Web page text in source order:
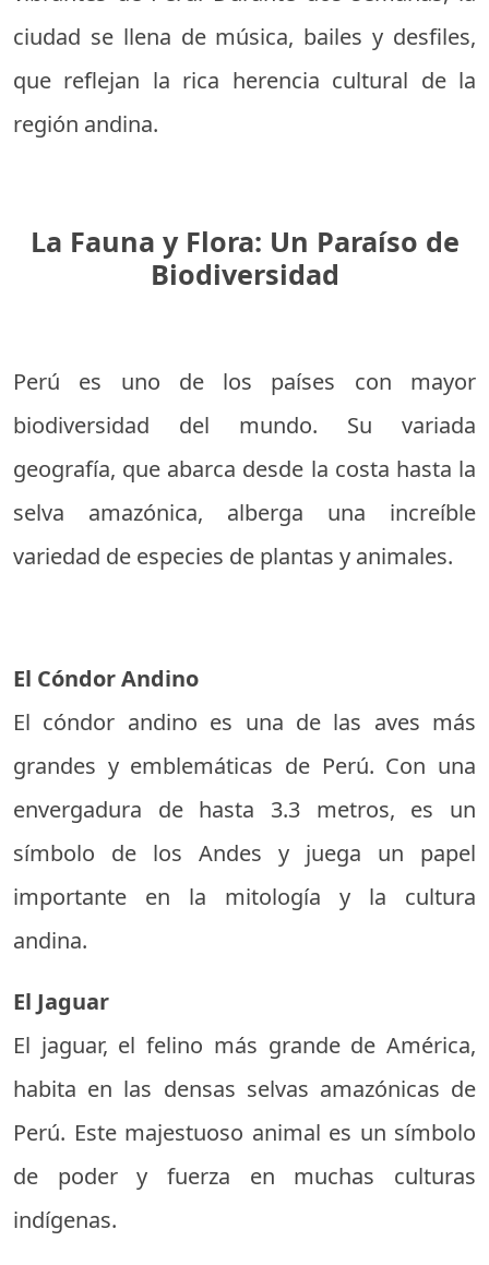
ciudad se llena de música, bailes y desfiles,
que reflejan la rica herencia cultural de la
región andina.
La Fauna y Flora: Un Paraíso de
Biodiversidad
Perú es uno de los países con mayor
biodiversidad del mundo. Su variada
geografía, que abarca desde la costa hasta la
selva amazónica, alberga una increíble
variedad de especies de plantas y animales.
El Cóndor Andino
El cóndor andino es una de las aves más
grandes y emblemáticas de Perú. Con una
envergadura de hasta 3.3 metros, es un
símbolo de los Andes y juega un papel
importante en la mitología y la cultura
andina.
El Jaguar
El jaguar, el felino más grande de América,
habita en las densas selvas amazónicas de
Perú. Este majestuoso animal es un símbolo
de poder y fuerza en muchas culturas
indígenas.